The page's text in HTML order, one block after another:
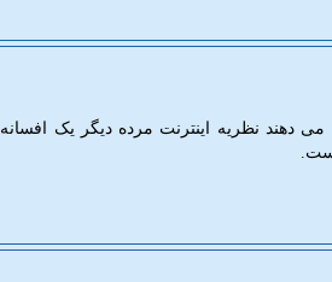
دهند نظریه اینترنت مرده دیگر یک